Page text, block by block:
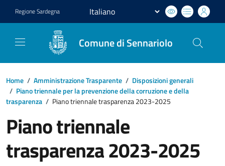
RegioneSardegna
Comune di Sennariolo
Home / Amministrazione Trasparente / Disposizioni generali
/ Piano triennale per la prevenzione della corruzione e della
trasparenza / Piano triennale trasparenza 2023-2025
Piano triennale
trasparenza 2023-2025